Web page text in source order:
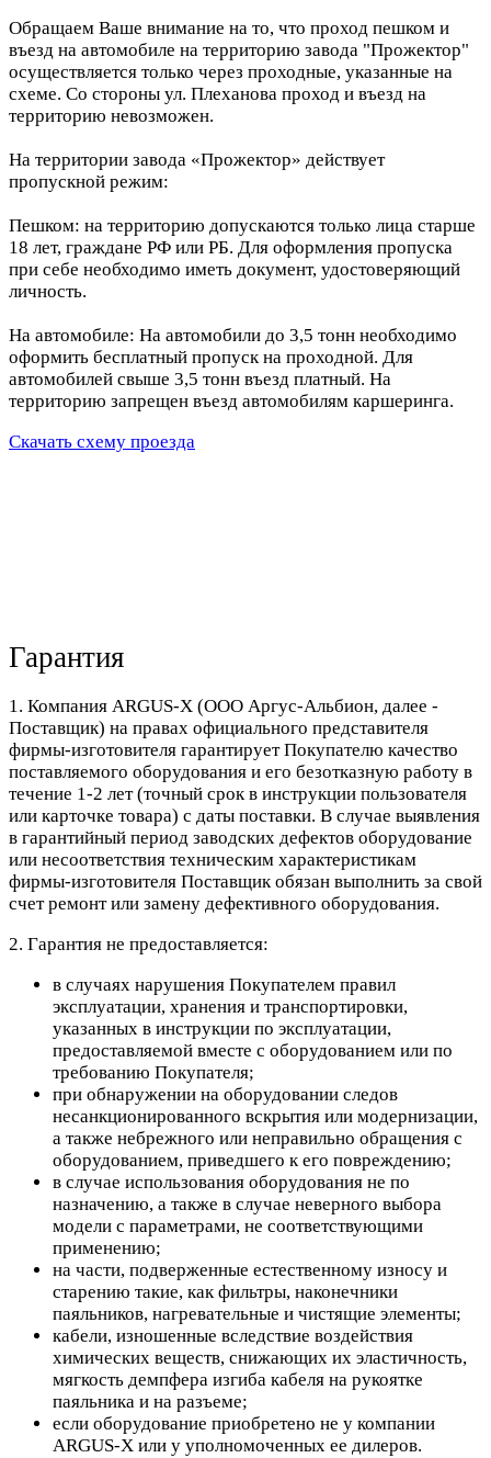
Обращаем Ваше внимание на то, что проход пешком и
въезд на автомобиле на территорию завода "Прожектор"
осуществляется только через проходные, указанные на
схеме. Со стороны ул. Плеханова проход и въезд на
территорию невозможен.
На территории завода «Прожектор» действует
пропускной режим:
Пешком: на территорию допускаются только лица старше
18 лет, граждане РФ или РБ. Для оформления пропуска
при себе необходимо иметь документ, удостоверяющий
личность.
На автомобиле: На автомобили до 3,5 тонн необходимо
оформить бесплатный пропуск на проходной. Для
автомобилей свыше 3,5 тонн въезд платный. На
территорию запрещен въезд автомобилям каршеринга.
Скачать схему проезда
Гарантия
1. Компания ARGUS-X (ООО Аргус-Альбион, далее -
Поставщик) на правах официального представителя
фирмы-изготовителя гарантирует Покупателю качество
поставляемого оборудования и его безотказную работу в
течение 1-2 лет (точный срок в инструкции пользователя
или карточке товара) с даты поставки. В случае выявления
в гарантийный период заводских дефектов оборудование
или несоответствия техническим характеристикам
фирмы-изготовителя Поставщик обязан выполнить за свой
счет ремонт или замену дефективного оборудования.
2. Гарантия не предоставляется:
в случаях нарушения Покупателем правил
эксплуатации, хранения и транспортировки,
указанных в инструкции по эксплуатации,
предоставляемой вместе с оборудованием или по
требованию Покупателя;
при обнаружении на оборудовании следов
несанкционированного вскрытия или модернизации,
а также небрежного или неправильно обращения с
оборудованием, приведшего к его повреждению;
в случае использования оборудования не по
назначению, а также в случае неверного выбора
модели с параметрами, не соответствующими
применению;
на части, подверженные естественному износу и
старению такие, как фильтры, наконечники
паяльников, нагревательные и чистящие элементы;
кабели, изношенные вследствие воздействия
химических веществ, снижающих их эластичность,
мягкость демпфера изгиба кабеля на рукоятке
паяльника и на разъеме;
если оборудование приобретено не у компании
ARGUS-X или у уполномоченных ее дилеров.